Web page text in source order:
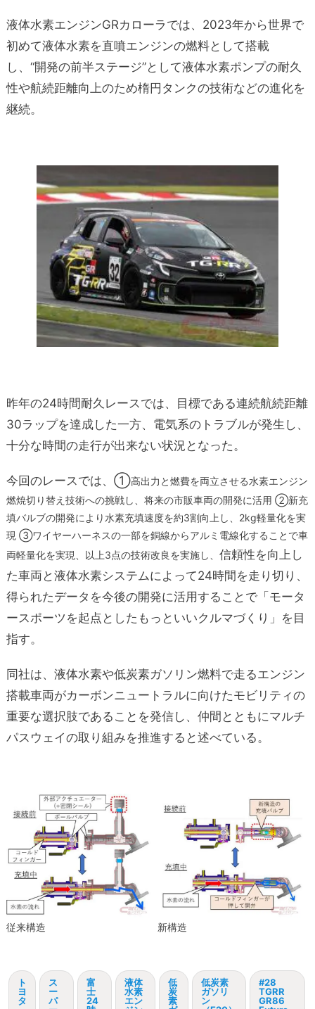
液体水素エンジンGRカローラでは、2023年から世界で
初めて液体水素を直噴エンジンの燃料として搭載
し、“開発の前半ステージ”として液体水素ポンプの耐久
性や航続距離向上のため楕円タンクの技術などの進化を
継続。
昨年の24時間耐久レースでは、目標である連続航続距離
30ラップを達成した一方、電気系のトラブルが発生し、
十分な時間の走行が出来ない状況となった。
今回のレースでは、①高出力と燃費を両立させる水素エンジン
燃焼切り替え技術への挑戦し、将来の市販車両の開発に活用 ②新充
填バルブの開発により水素充填速度を約3割向上し、2kg軽量化を実
現 ③ワイヤーハーネスの一部を銅線からアルミ電線化することで車
両軽量化を実現、以上3点の技術改良を実施し、 信頼性を向上し
た車両と液体水素システムによって24時間を走り切り、
得られたデータを今後の開発に活用することで「モータ
ースポーツを起点としたもっといいクルマづくり」を目
指す。
同社は、液体水素や低炭素ガソリン燃料で走るエンジン
搭載車両がカーボンニュートラルに向けたモビリティの
重要な選択肢であることを発信し、仲間とともにマルチ
パスウェイの取り組みを推進すると述べている。
従来構造 新構造
ト
ヨ
タ
ス
ー
パ
富
士
24
液体
水素
エン
低
炭
素
低炭素
ガソリ
ン
#28
TGRR
GR86